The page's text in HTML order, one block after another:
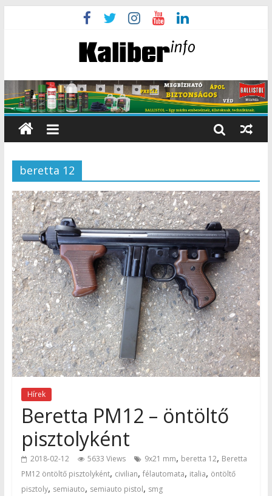
beretta 12
Hírek
Beretta PM12 – öntöltő
pisztolyként
2018-02-12 5633 Views 9x21 mm, beretta 12, Beretta
PM12 öntöltő pisztolyként, civilian, félautomata, italia, öntöltő
pisztoly, semiauto, semiauto pistol, smg